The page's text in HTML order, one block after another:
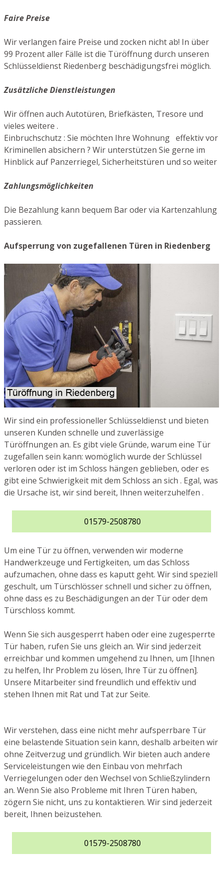
Faire Preise
Wir verlangen faire Preise und zocken nicht ab! In über
99 Prozent aller Fälle ist die Türöffnung durch unseren
Schlüsseldienst Riedenberg beschädigungsfrei möglich.
Zusätzliche Dienstleistungen
Wir öffnen auch Autotüren, Briefkästen, Tresore und
vieles weitere .
Einbruchschutz : Sie möchten Ihre Wohnung effektiv vor
Kriminellen absichern ? Wir unterstützen Sie gerne im
Hinblick auf Panzerriegel, Sicherheitstüren und so weiter
Zahlungsmöglichkeiten
Die Bezahlung kann bequem Bar oder via Kartenzahlung
passieren.
Aufsperrung von zugefallenen Türen in Riedenberg
Wir sind ein professioneller Schlüsseldienst und bieten
unseren Kunden schnelle und zuverlässige
Türöffnungen an. Es gibt viele Gründe, warum eine Tür
zugefallen sein kann: womöglich wurde der Schlüssel
verloren oder ist im Schloss hängen geblieben, oder es
gibt eine Schwierigkeit mit dem Schloss an sich . Egal, was
die Ursache ist, wir sind bereit, Ihnen weiterzuhelfen .
01579-2508780
Um eine Tür zu öffnen, verwenden wir moderne
Handwerkzeuge und Fertigkeiten, um das Schloss
aufzumachen, ohne dass es kaputt geht. Wir sind speziell
geschult, um Türschlösser schnell und sicher zu öffnen,
ohne dass es zu Beschädigungen an der Tür oder dem
Türschloss kommt.
Wenn Sie sich ausgesperrt haben oder eine zugesperrte
Tür haben, rufen Sie uns gleich an. Wir sind jederzeit
erreichbar und kommen umgehend zu Ihnen, um [Ihnen
zu helfen, Ihr Problem zu lösen, Ihre Tür zu öffnen].
Unsere Mitarbeiter sind freundlich und effektiv und
stehen Ihnen mit Rat und Tat zur Seite.
Wir verstehen, dass eine nicht mehr aufsperrbare Tür
eine belastende Situation sein kann, deshalb arbeiten wir
ohne Zeitverzug und gründlich. Wir bieten auch andere
Serviceleistungen wie den Einbau von mehrfach
Verriegelungen oder den Wechsel von Schließzylindern
an. Wenn Sie also Probleme mit Ihren Türen haben,
zögern Sie nicht, uns zu kontaktieren. Wir sind jederzeit
bereit, Ihnen beizustehen.
01579-2508780